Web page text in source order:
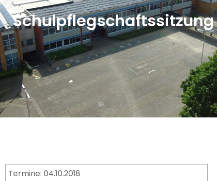
Schulpflegschaftssitzung
Termine: 04.10.2018